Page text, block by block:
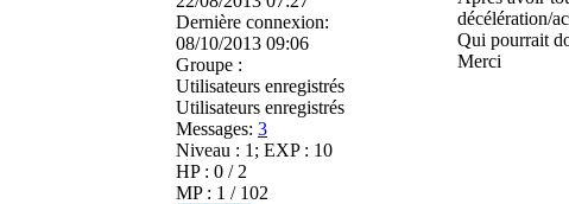
Dernière connexion:
08/10/2013 09:06
Groupe :
Utilisateurs enregistrés
Utilisateurs enregistrés
Messages: 3
Niveau : 1; EXP : 10
HP : 0 / 2
MP : 1 / 102
décélération/
Qui pourrait
Merci